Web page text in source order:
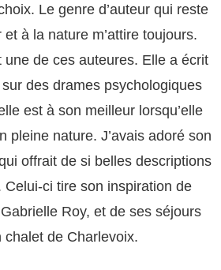
Le genre d’auteur qui reste
à la nature m’attire toujours.
une de ces auteures. Elle a écrit
des drames psychologiques
est à son meilleur lorsqu’elle
pleine nature. J’avais adoré son
offrait de si belles descriptions
Celui-ci tire son inspiration de
Gabrielle Roy, et de ses séjours
chalet de Charlevoix.